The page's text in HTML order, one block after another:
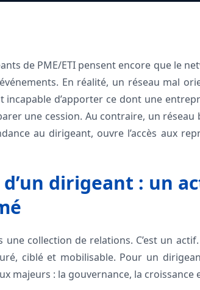
de PME/ETI pensent encore que le
En réalité, un réseau mal
incapable d’apporter ce dont une
une cession. Au contraire, un
au dirigeant, ouvre l’accès aux
d’un dirigeant : un
une collection de relations. C’est un
ciblé et mobilisable. Pour un
majeurs : la gouvernance, la croissance